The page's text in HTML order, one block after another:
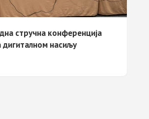
стручнa конференцијa
дигиталном насиљу